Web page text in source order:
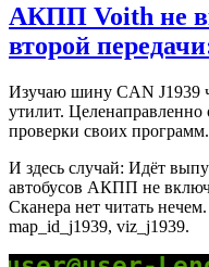
АКПП Voith не
второй
Изучаю шину CAN J1939
утилит. Целенаправленно
проверки своих программ.
И здесь случай: Идёт
автобусов АКПП не
Сканера нет читать
map_id_j1939, viz_j1939.